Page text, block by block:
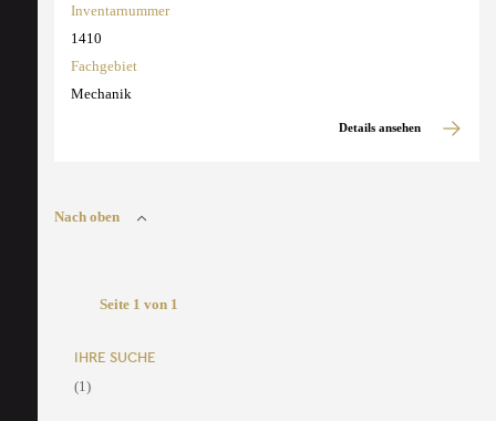
Inventarnummer
1410
Fachgebiet
Mechanik
Details ansehen
Nach oben
Seite 1 von 1
IHRE SUCHE
(1)